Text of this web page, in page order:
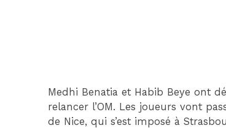
Medhi Benatia et Habib Beye ont
relancer l’OM. Les joueurs vont
de Nice, qui s’est imposé à